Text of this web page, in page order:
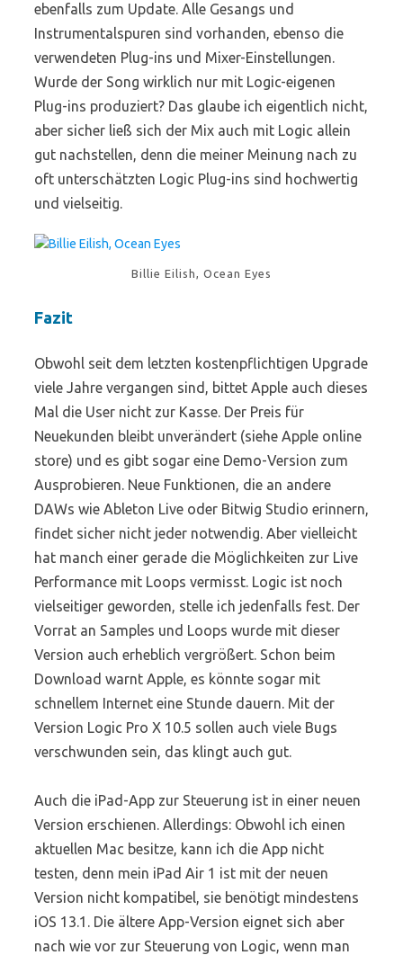
ebenfalls zum Update. Alle Gesangs und
Instrumentalspuren sind vorhanden, ebenso die
verwendeten Plug-ins und Mixer-Einstellungen.
Wurde der Song wirklich nur mit Logic-eigenen
Plug-ins produziert? Das glaube ich eigentlich nicht,
aber sicher ließ sich der Mix auch mit Logic allein
gut nachstellen, denn die meiner Meinung nach zu
oft unterschätzten Logic Plug-ins sind hochwertig
und vielseitig.
Billie Eilish, Ocean Eyes
Fazit
Obwohl seit dem letzten kostenpflichtigen Upgrade
viele Jahre vergangen sind, bittet Apple auch dieses
Mal die User nicht zur Kasse. Der Preis für
Neuekunden bleibt unverändert (siehe Apple online
store) und es gibt sogar eine Demo-Version zum
Ausprobieren. Neue Funktionen, die an andere
DAWs wie Ableton Live oder Bitwig Studio erinnern,
findet sicher nicht jeder notwendig. Aber vielleicht
hat manch einer gerade die Möglichkeiten zur Live
Performance mit Loops vermisst. Logic ist noch
vielseitiger geworden, stelle ich jedenfalls fest. Der
Vorrat an Samples und Loops wurde mit dieser
Version auch erheblich vergrößert. Schon beim
Download warnt Apple, es könnte sogar mit
schnellem Internet eine Stunde dauern. Mit der
Version Logic Pro X 10.5 sollen auch viele Bugs
verschwunden sein, das klingt auch gut.
Auch die iPad-App zur Steuerung ist in einer neuen
Version erschienen. Allerdings: Obwohl ich einen
aktuellen Mac besitze, kann ich die App nicht
testen, denn mein iPad Air 1 ist mit der neuen
Version nicht kompatibel, sie benötigt mindestens
iOS 13.1. Die ältere App-Version eignet sich aber
nach wie vor zur Steuerung von Logic, wenn man